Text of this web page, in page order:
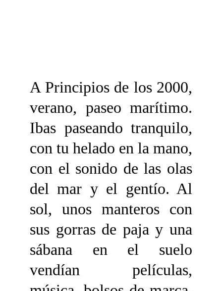
A Principios de los 2000,
verano, paseo marítimo.
Ibas paseando tranquilo,
con tu helado en la mano,
con el sonido de las olas
del mar y el gentío. Al
sol, unos manteros con
sus gorras de paja y una
sábana en el suelo
vendían películas,